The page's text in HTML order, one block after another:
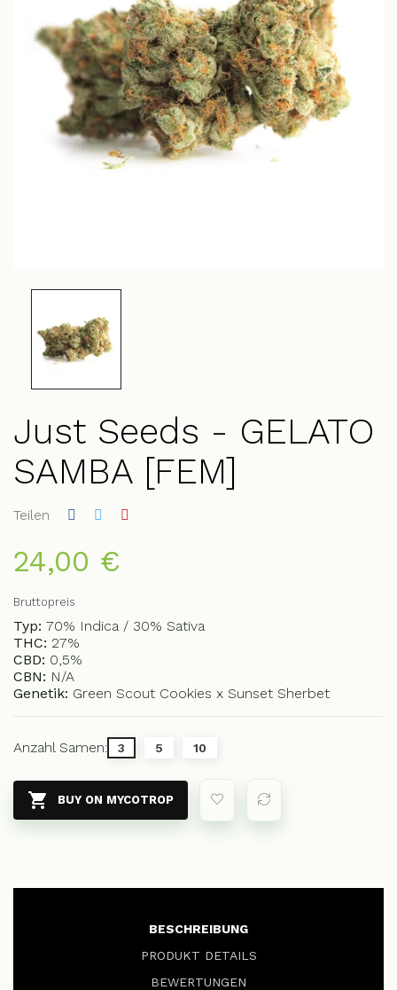
Just Seeds - GELATO
SAMBA [FEM]
Teilen
24,00 €
Bruttopreis
Typ: 70% Indica / 30% Sativa
THC: 27%
CBD: 0,5%
CBN: N/A
Genetik: Green Scout Cookies x Sunset Sherbet
Anzahl Samen: 3 5 10
 BUY ON MYCOTROP
BESCHREIBUNG
PRODUKT DETAILS
BEWERTUNGEN